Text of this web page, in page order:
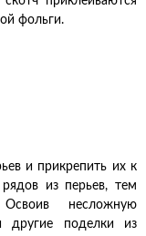
фольги.
и прикрепить их к
из перьев, тем
несложную
другие поделки из